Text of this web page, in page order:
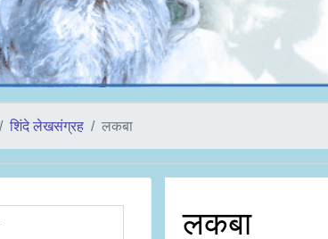
शिंदे लेखसंग्रह लकबा
लकबा